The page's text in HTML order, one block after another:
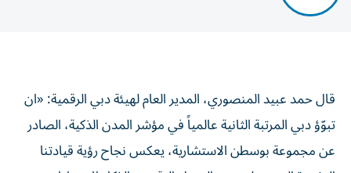
قال حمد عبيد المنصوري، المدير العام لهيئة دبي الرقمية: «ان
تبوّؤ دبي المرتبة الثانية عالمياً في مؤشر المدن الذكية، الصادر
عن مجموعة بوسطن الاستشارية، يعكس نجاح رؤية قيادتنا